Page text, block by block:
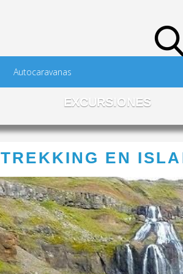
Autocaravanas
EXCURSIONES
TREKKING EN